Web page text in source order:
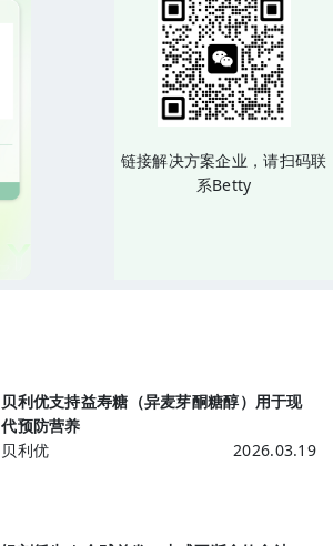
链接解决方案企业，请扫码联
系Betty
贝利优支持益寿糖（异麦芽酮糖醇）用于现
代预防营养
贝利优
2026.03.19